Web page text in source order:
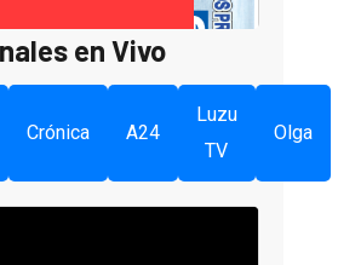
en Vivo
Crónica A24
Luzu
TV
Olga